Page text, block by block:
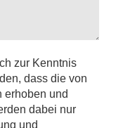
zur Kenntnis
dass die von
erhoben und
dabei nur
und